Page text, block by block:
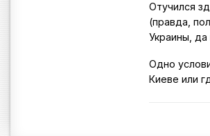
Отучился
(правда,
Украины,
Одно
Киеве или